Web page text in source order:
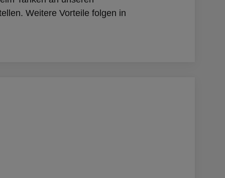
Weitere Vorteile folgen in